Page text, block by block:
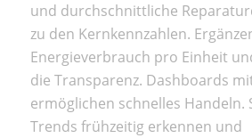
und durchschnittliche
zu den Kernkennzahlen.
Energieverbrauch pro Einheit
die Transparenz. Dashboards
ermöglichen schnelles Handeln.
Trends frühzeitig erkennen und